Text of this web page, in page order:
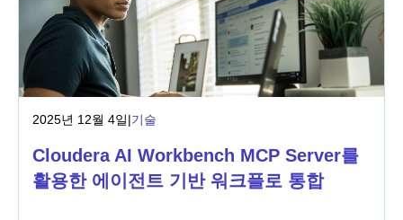
2025년 12월 4일|기술
Cloudera AI Workbench MCP Server를
활용한 에이전트 기반 워크플로 통합